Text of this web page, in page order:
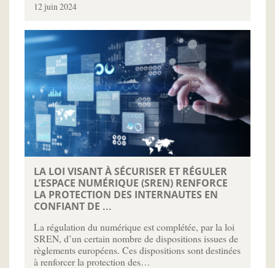
12 juin 2024
LA LOI VISANT À SÉCURISER ET RÉGULER
L’ESPACE NUMÉRIQUE (SREN) RENFORCE
LA PROTECTION DES INTERNAUTES EN
CONFIANT DE ...
La régulation du numérique est complétée, par la loi
SREN, d’un certain nombre de dispositions issues de
règlements européens. Ces dispositions sont destinées
à renforcer la protection des…